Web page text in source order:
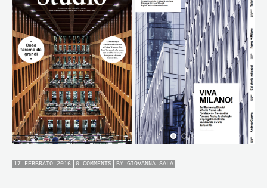
17 FEBBRAIO 2016 0 COMMENTS BY GIOVANNA SALA